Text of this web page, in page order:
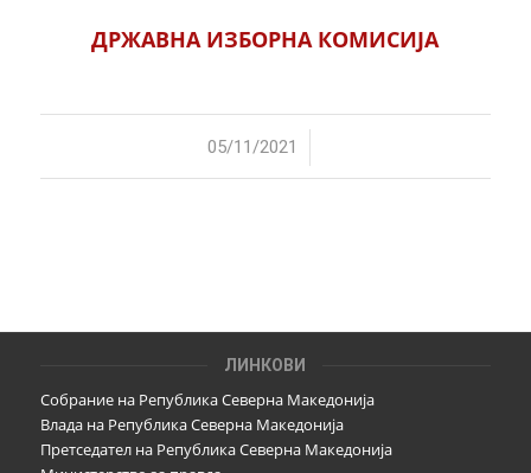
ДРЖАВНА ИЗБОРНА КОМИСИЈА
05/11/2021
/
ЛИНКОВИ
Собрание на Република Северна Македонија
Влада на Република Северна Македонија
Претседател на Република Северна Македонија